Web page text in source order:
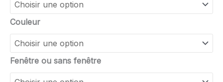
Couleur
Fenêtre ou sans fenêtre
220
mm
DL